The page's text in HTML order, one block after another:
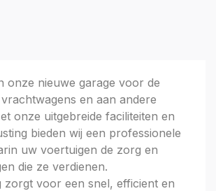
onze nieuwe garage voor de
en aan andere
onze uitgebreide faciliteiten en
bieden wij een professionele
uw voertuigen de zorg en
die ze verdienen.
zorgt voor een snel, efficient en